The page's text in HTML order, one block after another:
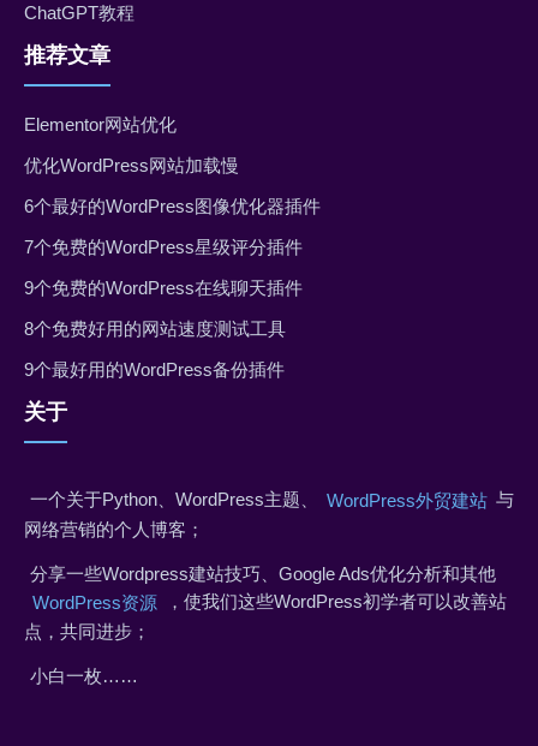
ChatGPT教程
推荐文章
Elementor网站优化
优化WordPress网站加载慢
6个最好的WordPress图像优化器插件
7个免费的WordPress星级评分插件
9个免费的WordPress在线聊天插件
8个免费好用的网站速度测试工具
9个最好用的WordPress备份插件
关于
一个关于Python、WordPress主题、 WordPress外贸建站 与
网络营销的个人博客；
分享一些Wordpress建站技巧、Google Ads优化分析和其他
WordPress资源
，使我们这些WordPress初学者可以改善站
点，共同进步；
小白一枚……